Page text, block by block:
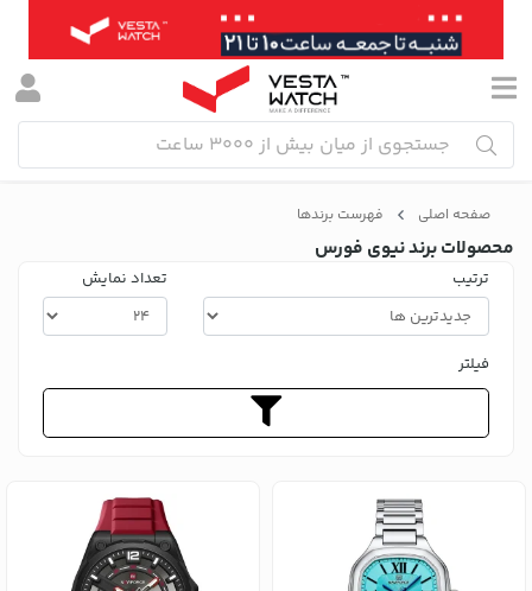
صفحه اصلی فهرست برندها
محصولات برند نیوی فورس
ترتیب تعداد نمایش
فیلتر